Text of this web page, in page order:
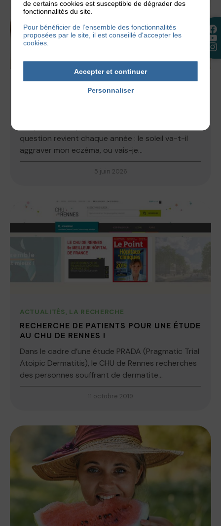
NOS CONSEILS
question revient chaque année : le soleil va-t-il
aggraver mon eczéma, ou vais-je...
5 juin 2026
ACTUALITÉS, LA RECHERCHE
RECHERCHE DE PATIENTS POUR UNE ÉTUDE
AU CHU DE RENNES !
Dans le cadre d’une étude PRADA (Pragmatic Trial
Atoipic Dermatitis), le CHU de Rennes recherches
des personnes souffrant de dermatite...
11 octobre 2019
de certains cookies est susceptible de dégrader des
fonctionnalités du site.
Pour bénéficier de l’ensemble des fonctionnalités
proposées par le site, il est conseillé d'accepter les
cookies.
Accepter et continuer
Personnaliser